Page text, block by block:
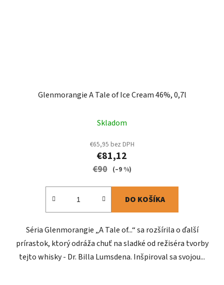
Glenmorangie A Tale of Ice Cream 46%, 0,7l
Skladom
€65,95 bez DPH
€81,12
€90 (–9 %)
DO KOŠÍKA
Séria Glenmorangie „A Tale of...“ sa rozšírila o ďalší
prírastok, ktorý odráža chuť na sladké od režiséra tvorby
tejto whisky - Dr. Billa Lumsdena. Inšpiroval sa svojou...